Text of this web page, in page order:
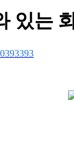
있는